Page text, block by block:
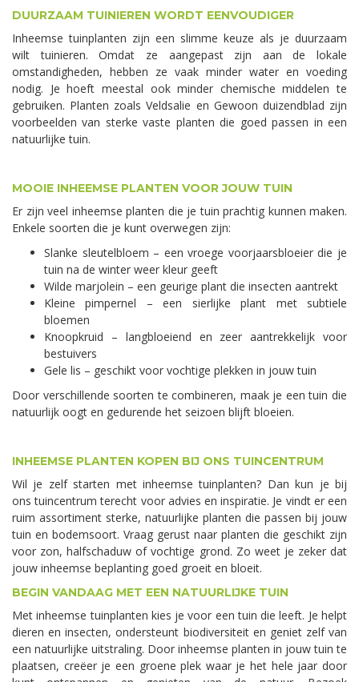
DUURZAAM TUINIEREN WORDT EENVOUDIGER
Inheemse tuinplanten zijn een slimme keuze als je duurzaam
wilt tuinieren. Omdat ze aangepast zijn aan de lokale
omstandigheden, hebben ze vaak minder water en voeding
nodig. Je hoeft meestal ook minder chemische middelen te
gebruiken. Planten zoals Veldsalie en Gewoon duizendblad zijn
voorbeelden van sterke vaste planten die goed passen in een
natuurlijke tuin.
MOOIE INHEEMSE PLANTEN VOOR JOUW TUIN
Er zijn veel inheemse planten die je tuin prachtig kunnen maken.
Enkele soorten die je kunt overwegen zijn:
Slanke sleutelbloem – een vroege voorjaarsbloeier die je
tuin na de winter weer kleur geeft
Wilde marjolein – een geurige plant die insecten aantrekt
Kleine pimpernel – een sierlijke plant met subtiele
bloemen
Knoopkruid – langbloeiend en zeer aantrekkelijk voor
bestuivers
Gele lis – geschikt voor vochtige plekken in jouw tuin
Door verschillende soorten te combineren, maak je een tuin die
natuurlijk oogt en gedurende het seizoen blijft bloeien.
INHEEMSE PLANTEN KOPEN BIJ ONS TUINCENTRUM
Wil je zelf starten met inheemse tuinplanten? Dan kun je bij
ons tuincentrum terecht voor advies en inspiratie. Je vindt er een
ruim assortiment sterke, natuurlijke planten die passen bij jouw
tuin en bodemsoort. Vraag gerust naar planten die geschikt zijn
voor zon, halfschaduw of vochtige grond. Zo weet je zeker dat
jouw inheemse beplanting goed groeit en bloeit.
BEGIN VANDAAG MET EEN NATUURLIJKE TUIN
Met inheemse tuinplanten kies je voor een tuin die leeft. Je helpt
dieren en insecten, ondersteunt biodiversiteit en geniet zelf van
een natuurlijke uitstraling. Door inheemse planten in jouw tuin te
plaatsen, creëer je een groene plek waar je het hele jaar door